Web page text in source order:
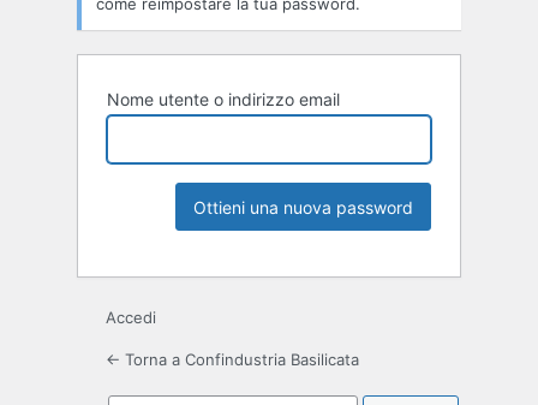
come reimpostare la tua password.
Nome utente o indirizzo email
Accedi
← Torna a Confindustria Basilicata